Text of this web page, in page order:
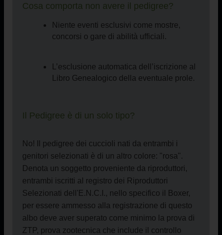
Cosa comporta non avere il pedigree?
Niente eventi esclusivi come mostre,
concorsi o gare di abilità ufficiali.
L’esclusione automatica dell’iscrizione al
Libro Genealogico della eventuale prole.
Il Pedigree è di un solo tipo?
No! Il pedigree dei cuccioli nati da entrambi i
genitori selezionati è di un altro colore: "rosa".
Denota un soggetto proveniente da riproduttori,
entrambi iscritti al registro dei Riproduttori
Selezionati dell'E.N.C.I., nello specifico il Boxer,
per essere ammesso alla registrazione di questo
albo deve aver superato come minimo la prova di
ZTP, prova zootecnica che include il controllo